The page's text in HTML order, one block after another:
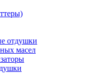
отдушки
масел